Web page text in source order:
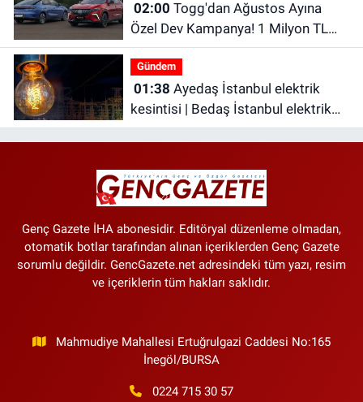
02:00
Özel Dev Kampanya! 1 Milyon TL
Faizsiz Kredi ve Şarj İndirimi Fırsatı
Gündem
01:38
kesintisi | Bedaş İstanbul elektrik
kesintisi | İstanbul’da 21 ilçede
Genç Gazete İHA abonesidir. Editöryal düzenleme olmadan,
otomatik botlar tarafından alınan içeriklerden Genç Gazete
sorumlu değildir. GencGazete.net adresindeki tüm yazı, resim
ve içeriklerin tüm hakları saklıdır.
Mahmudiye Mahallesi Ertuğrulgazi Caddesi No:165
İnegöl/BURSA
0224 715 30 57